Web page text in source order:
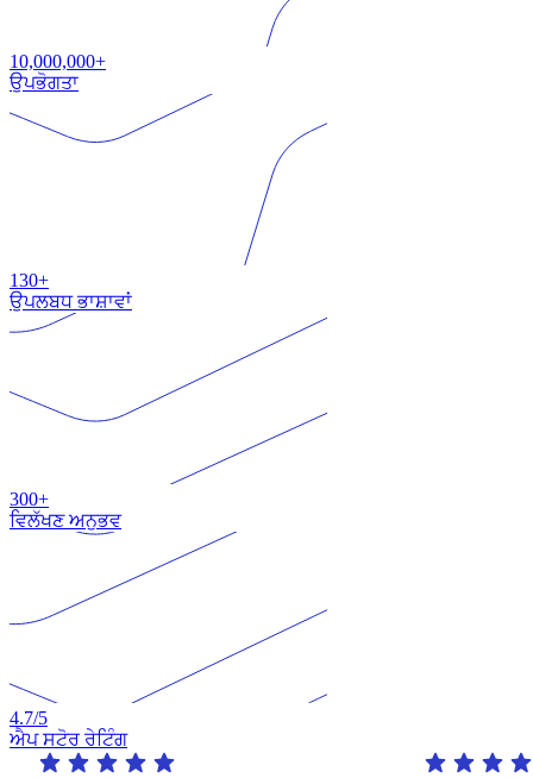
10,000,000+
ਉਪਭੋਗਤਾ
130+
ਉਪਲਬਧ ਭਾਸ਼ਾਵਾਂ
300+
ਵਿਲੱਖਣ ਅਨੁਭਵ
4.7/5
ਐਪ ਸਟੋਰ ਰੇਟਿੰਗ